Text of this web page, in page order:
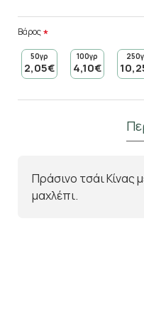
Βάρος
50γρ
2,05€
100γρ
4,10€
Πράσινο τσάι Κίνας
μαχλέπι.